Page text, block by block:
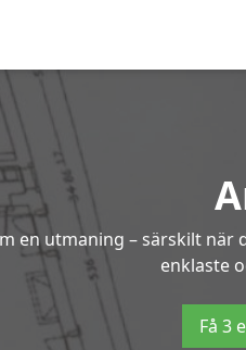
en utmaning – särskilt
enklaste
Få 3